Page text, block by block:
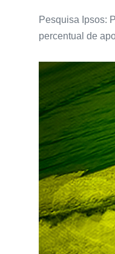
Pesquisa Ipsos:
percentual de